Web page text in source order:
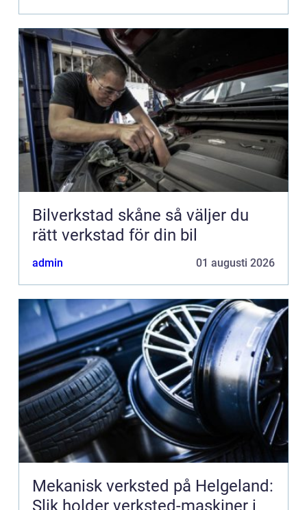
Bilverkstad skåne så väljer du
rätt verkstad för din bil
admin 01 augusti 2026
Mekanisk verksted på Helgeland:
Slik holder verksted-maskiner i